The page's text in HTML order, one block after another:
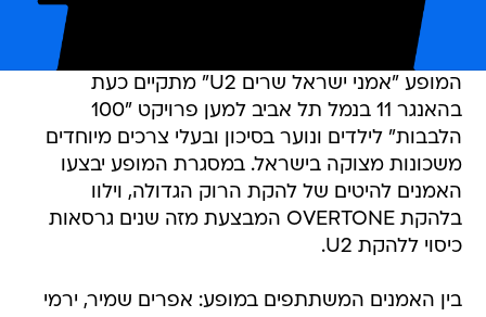
המופע "אמני ישראל שרים U2" מתקיים כעת
בהאנגר 11 בנמל תל אביב למען פרויקט "100
הלבבות" לילדים ונוער בסיכון ובעלי צרכים מיוחדים
משכונות מצוקה בישראל. במסגרת המופע יבצעו
האמנים להיטים של להקת הרוק הגדולה, וילוו
בלהקת OVERTONE המבצעת מזה שנים גרסאות
כיסוי ללהקת U2.
בין האמנים המשתתפים במופע: אפרים שמיר, ירמי